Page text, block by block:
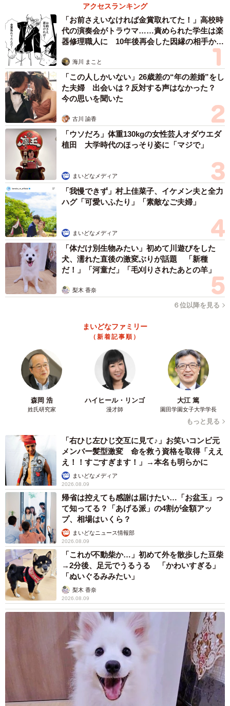
車のボンネットに写る、アレンジメントのお花の秘密も
教えてもらいました。伊藤さん来店の前日、整備を担当す
る工場長が「明日でちょうど30年になりますよ」と気付い
たそう。そこで急きょ、スタッフ間で相談。「サプライズ
で驚かせましょう！」という工場長の粋な提案でお花の準
備をしたそうです。
車のプロも驚く伊藤さんのシーマ愛。伊藤さんは綴りま
す。「まだまだ乗りますよー」。
3/3
伊藤かずえさん「まだまだ乗りますよー」（ホリプロ提供）
伊藤かずえ
1966年12月7日、神奈川県生まれ。1978
年デビュー。1991年、映画「ハネムーンは無人島」初主
演。過去の代表作は、ドラマ「ナースのお仕事」シリー
ズ、「聞かせてよ愛の言葉を」、スーパー戦隊シリーズ
「獣拳戦隊 ゲキレンジャー」、「隣の家族は青く見える」
など。
アクセスランキング
「お前さえいなければ金賞取れてた！」高校時
代の演奏会がトラウマ……責められた学生は楽
器修理職人に 10年後再会した因縁の相手から
海川 まこと
「この人しかいない」26歳差の“年の差婚”をし
た夫婦 出会いは？反対する声はなかった？
今の思いを聞いた
古川 諭香
「ウソだろ」体重130kgの女性芸人オダウエダ
植田 大学時代のほっそり姿に「マジで」
まいどなメディア
「我慢できず」村上佳菜子、イケメン夫と全力
ハグ「可愛いふたり」「素敵なご夫婦」
まいどなメディア
「体だけ別生物みたい」初めて川遊びをした
犬、濡れた直後の激変ぶりが話題 「新種
だ！」「河童だ」「毛刈りされたあとの羊」
梨木 香奈
６位以降を見る
まいどなファミリー
（新着記事順）
森岡 浩
姓氏研究家
ハイヒール・リンゴ
漫才師
大江 篤
園田学園女子大学学長
もっと見る
「右ひじ左ひじ交互に見て♪」お笑いコンビ元
メンバー髪型激変 命を救う資格を取得「ええ
え！！すごすぎます！」→本名も明らかに
まいどなメディア
2026.08.09
帰省は控えても感謝は届けたい…「お盆玉」っ
て知ってる？「あげる派」の4割が金額アッ
プ、相場はいくら？
まいどなニュース情報部
2026.08.09
「これが不動柴か…」初めて外を散歩した豆柴
→2分後、足元でうるうる 「かわいすぎる」
「ぬいぐるみみたい」
梨木 香奈
2026.08.09